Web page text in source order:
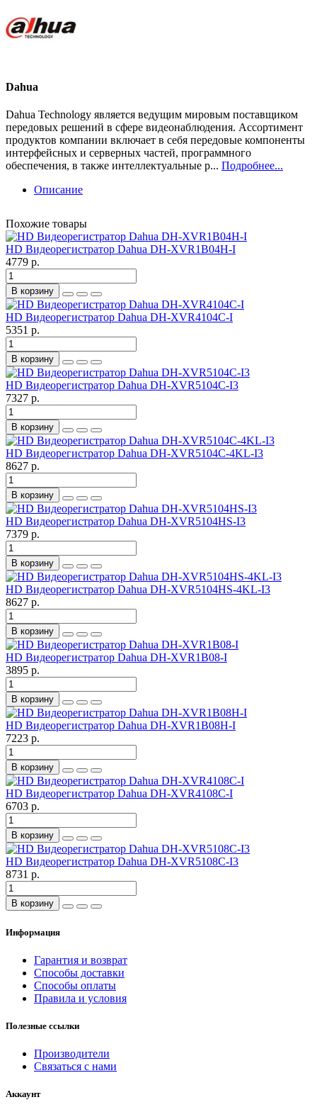
Dahua
Dahua Technology является ведущим мировым поставщиком
передовых решений в сфере видеонаблюдения. Ассортимент
продуктов компании включает в себя передовые компоненты
интерфейсных и серверных частей, программного
обеспечения, в также интеллектуальные р... Подробнее...
Описание
Похожие товары
HD Видеорегистратор Dahua DH-XVR1B04H-I
4779 р.
В корзину
HD Видеорегистратор Dahua DH-XVR4104C-I
5351 р.
В корзину
HD Видеорегистратор Dahua DH-XVR5104C-I3
7327 р.
В корзину
HD Видеорегистратор Dahua DH-XVR5104C-4KL-I3
8627 р.
В корзину
HD Видеорегистратор Dahua DH-XVR5104HS-I3
7379 р.
В корзину
HD Видеорегистратор Dahua DH-XVR5104HS-4KL-I3
8627 р.
В корзину
HD Видеорегистратор Dahua DH-XVR1B08-I
3895 р.
В корзину
HD Видеорегистратор Dahua DH-XVR1B08H-I
7223 р.
В корзину
HD Видеорегистратор Dahua DH-XVR4108C-I
6703 р.
В корзину
HD Видеорегистратор Dahua DH-XVR5108C-I3
8731 р.
В корзину
Информация
Гарантия и возврат
Способы доставки
Способы оплаты
Правила и условия
Полезные ссылки
Производители
Связаться с нами
Аккаунт